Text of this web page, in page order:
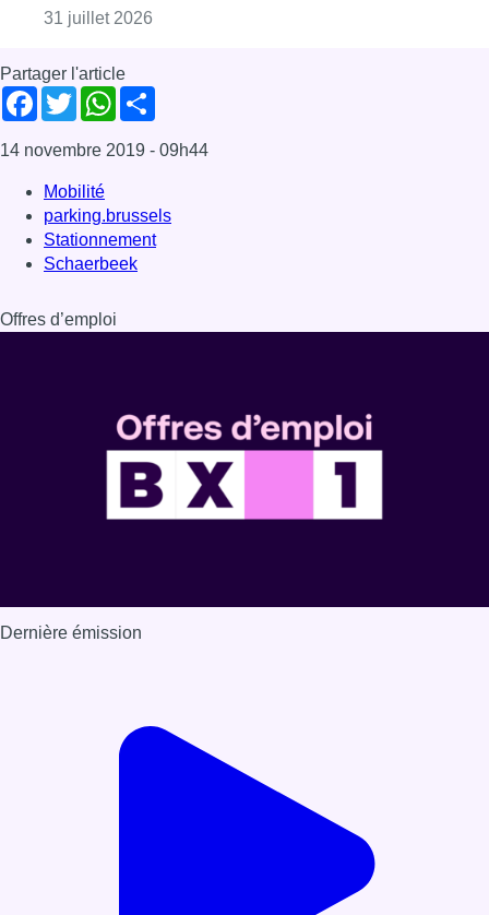
31 juillet 2026
Partager l'article
Facebook
TwitterWhatsApp
14 novembre 2019 - 09h44
Mobilité
parking.brussels
Stationnement
Schaerbeek
Offres d’emploi
Dernière émission